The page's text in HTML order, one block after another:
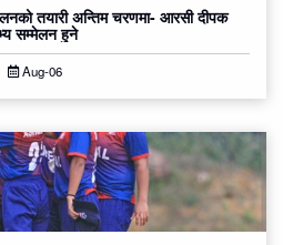
तयारी अन्तिम चरणमा- आरसी दीपक
सम्मेलन हुने
Aug-06